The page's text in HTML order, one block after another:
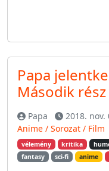
Papa
Második rész
Papa 2018. nov.
Anime / Sorozat / Film
vélemény kritika
fantasy
sci-fi anime